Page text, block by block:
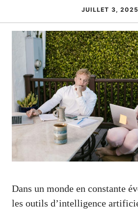
JUILLET 3, 2025
Dans un monde en constante
les outils d’intelligence